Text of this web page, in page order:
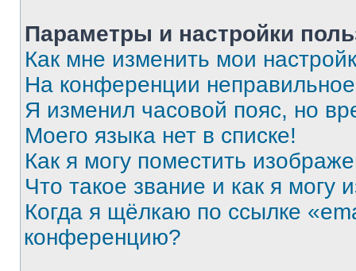
Параметры и настройки
Как мне изменить мои
На конференции
Я изменил часовой пояс, но
Моего языка нет в списке!
Как я могу поместить
Что такое звание и как я могу
Когда я щёлкаю по ссылке
конференцию?